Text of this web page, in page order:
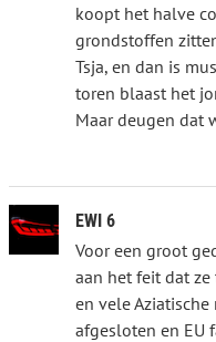
koopt het halve
grondstoffen
Tsja, en dan is
toren blaast het
Maar deugen dat
EWI 6
Voor een groot
aan het feit dat ze
en vele
afgesloten en EU